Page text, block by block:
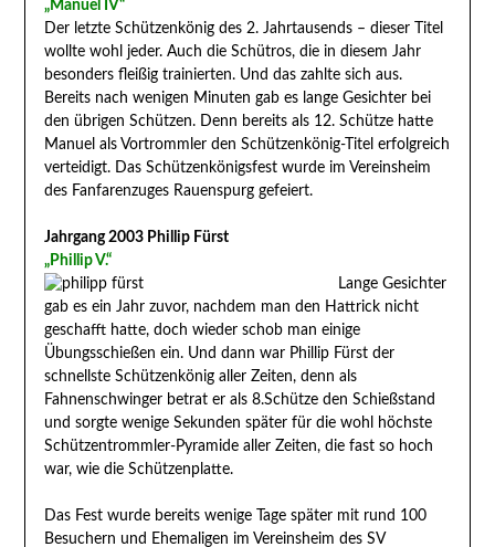
„Manuel IV“
Der letzte Schützenkönig des 2. Jahrtausends – dieser Titel
wollte wohl jeder. Auch die Schütros, die in diesem Jahr
besonders fleißig trainierten. Und das zahlte sich aus.
Bereits nach wenigen Minuten gab es lange Gesichter bei
den übrigen Schützen. Denn bereits als 12. Schütze hatte
Manuel als Vortrommler den Schützenkönig-Titel erfolgreich
verteidigt. Das Schützenkönigsfest wurde im Vereinsheim
des Fanfarenzuges Rauenspurg gefeiert.
Jahrgang 2003 Phillip Fürst
„Phillip V.“
Lange Gesichter
gab es ein Jahr zuvor, nachdem man den Hattrick nicht
geschafft hatte, doch wieder schob man einige
Übungsschießen ein. Und dann war Phillip Fürst der
schnellste Schützenkönig aller Zeiten, denn als
Fahnenschwinger betrat er als 8.Schütze den Schießstand
und sorgte wenige Sekunden später für die wohl höchste
Schützentrommler-Pyramide aller Zeiten, die fast so hoch
war, wie die Schützenplatte.
Das Fest wurde bereits wenige Tage später mit rund 100
Besuchern und Ehemaligen im Vereinsheim des SV